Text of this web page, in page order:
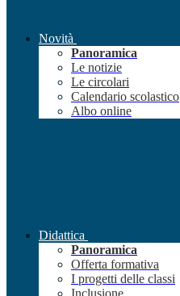
Novità
Panoramica
Le notizie
Le circolari
Calendario scolastico
Albo online
Didattica
Panoramica
Offerta formativa
I progetti delle classi